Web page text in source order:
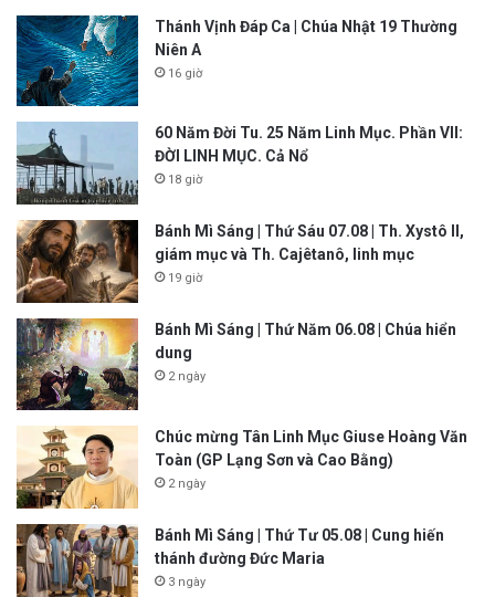
Thánh Vịnh Đáp Ca | Chúa Nhật 19 Thường
Niên A
16 giờ
60 Năm Đời Tu. 25 Năm Linh Mục. Phần VII:
ĐỜI LINH MỤC. Cả Nổ
18 giờ
Bánh Mì Sáng | Thứ Sáu 07.08 | Th. Xystô II,
giám mục và Th. Cajêtanô, linh mục
19 giờ
Bánh Mì Sáng | Thứ Năm 06.08 | Chúa hiển
dung
2 ngày
Chúc mừng Tân Linh Mục Giuse Hoàng Văn
Toàn (GP Lạng Sơn và Cao Bằng)
2 ngày
Bánh Mì Sáng | Thứ Tư 05.08 | Cung hiến
thánh đường Đức Maria
3 ngày